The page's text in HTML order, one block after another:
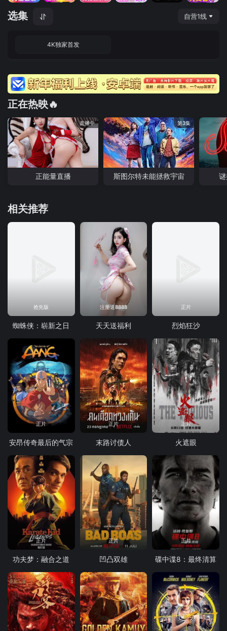
选集 自营1线
4K独家首发
正在热映🔥
直播中
正能量直播
第3集
斯图尔特未能拯救宇宙
相关推荐
抢先版
蜘蛛侠：崭新之日
注册送8888
天天送福利
正片
烈焰狂沙
正片
安昂传奇最后的气宗
正片
末路讨债人
正片
火遮眼
正片
功夫梦：融合之道
正片
凹凸双雄
正片
碟中谍8：最终清算